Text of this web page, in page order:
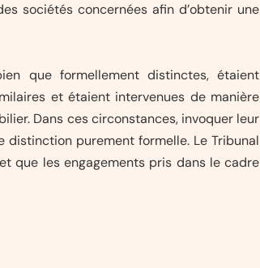
sociétés concernées afin d’obtenir une
que formellement distinctes, étaient
et étaient intervenues de manière
Dans ces circonstances, invoquer leur
distinction purement formelle. Le Tribunal
que les engagements pris dans le cadre